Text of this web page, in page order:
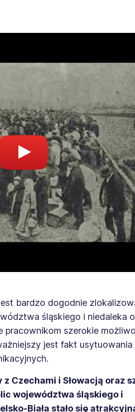
bardzo dogodnie
śląskiego i niedaleka
pracownikom szerokie
jest fakt usytuowania
Czechami i Słowacją oraz
województwa śląskiego i
Biała stało się